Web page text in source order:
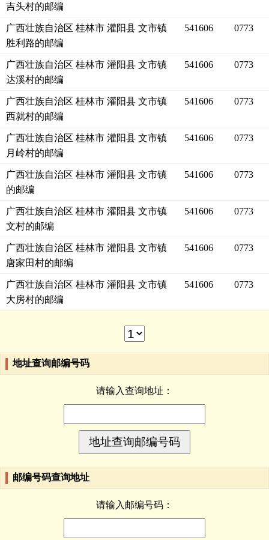
吉头村的邮编
广西壮族自治区 桂林市 灌阳县 文市镇
胜利路的邮编
541606 0773
广西壮族自治区 桂林市 灌阳县 文市镇
达溪村的邮编
541606 0773
广西壮族自治区 桂林市 灌阳县 文市镇
西就村的邮编
541606 0773
广西壮族自治区 桂林市 灌阳县 文市镇
月岭村的邮编
541606 0773
广西壮族自治区 桂林市 灌阳县 文市镇
的邮编
541606 0773
广西壮族自治区 桂林市 灌阳县 文市镇
文村的邮编
541606 0773
广西壮族自治区 桂林市 灌阳县 文市镇
唐家田村的邮编
541606 0773
广西壮族自治区 桂林市 灌阳县 文市镇
大房村的邮编
541606 0773
地址查询邮编号码
请输入查询地址：
邮编号码查询地址
请输入邮编号码：